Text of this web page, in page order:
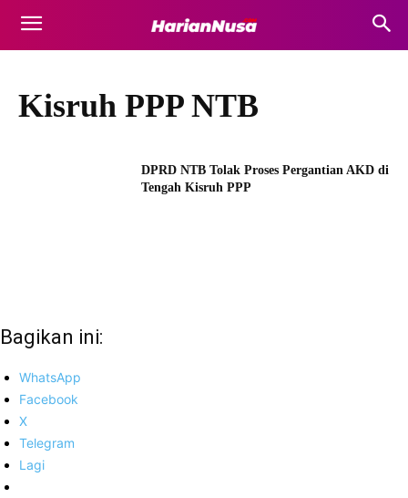
Kisruh PPP NTB
DPRD NTB Tolak Proses Pergantian AKD di
Tengah Kisruh PPP
Bagikan ini:
WhatsApp
Facebook
X
Telegram
Lagi